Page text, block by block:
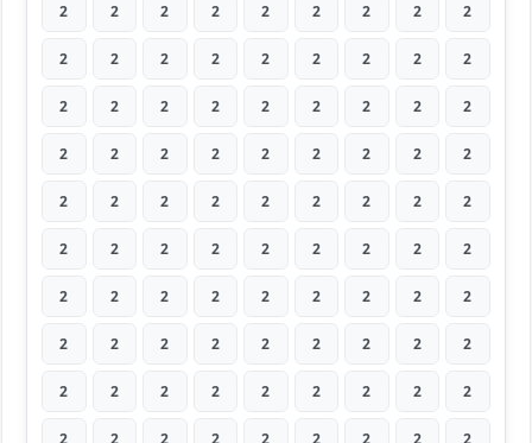
2 2 2 2 2 2 2 2 2
2 2 2 2 2 2 2 2 2
2 2 2 2 2 2 2 2 2
2 2 2 2 2 2 2 2 2
2 2 2 2 2 2 2 2 2
2 2 2 2 2 2 2 2 2
2 2 2 2 2 2 2 2 2
2 2 2 2 2 2 2 2 2
2 2 2 2 2 2 2 2 2
2 2 2 2 2 2 2 2 2